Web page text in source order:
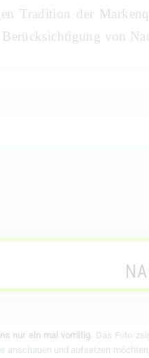
Tradition der
Berücksichtigung von
nur ein mal vorrätig. Das Foto
anschauen und aufsetzen